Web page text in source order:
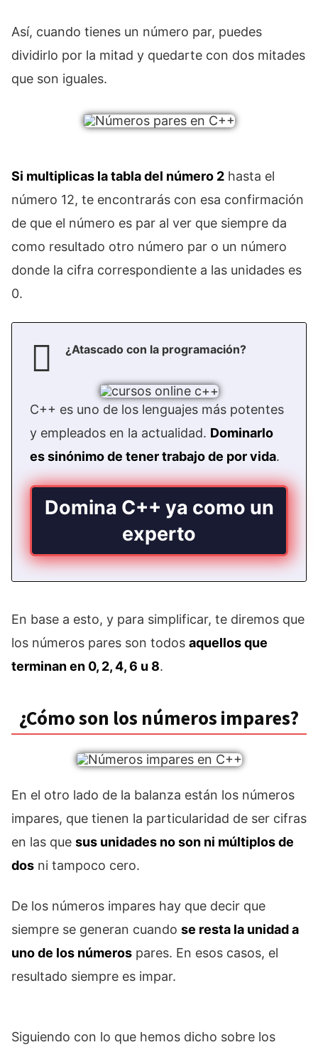
Así, cuando tienes un número par, puedes
dividirlo por la mitad y quedarte con dos mitades
que son iguales.
Si multiplicas la tabla del número 2 hasta el
número 12, te encontrarás con esa confirmación
de que el número es par al ver que siempre da
como resultado otro número par o un número
donde la cifra correspondiente a las unidades es
0.
¿Atascado con la programación?
C++ es uno de los lenguajes más potentes
y empleados en la actualidad. Dominarlo
es sinónimo de tener trabajo de por vida.
Domina C++ ya como un
experto
En base a esto, y para simplificar, te diremos que
los números pares son todos aquellos que
terminan en 0, 2, 4, 6 u 8.
¿Cómo son los números impares?
En el otro lado de la balanza están los números
impares, que tienen la particularidad de ser cifras
en las que sus unidades no son ni múltiplos de
dos ni tampoco cero.
De los números impares hay que decir que
siempre se generan cuando se resta la unidad a
uno de los números pares. En esos casos, el
resultado siempre es impar.
Siguiendo con lo que hemos dicho sobre los